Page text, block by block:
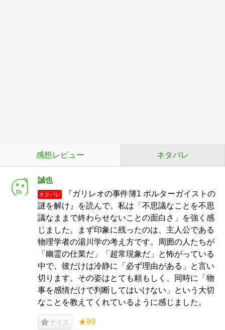
感想レビュー ネタバレ
誠也
ネタバレ
『ガリレオの事件簿1 ポルターガイストの
謎を解け』を読んで、私は「不思議なことを不思
議なままで終わらせないことの面白さ」を強く感
じました。まず印象に残ったのは、主人公である
物理学者の湯川学の考え方です。周囲の人たちが
「幽霊の仕業だ」「超常現象だ」と怖がっている
中で、彼だけは冷静に「必ず理由がある」と言い
切ります。その姿はとても頼もしく、同時に「物
事を感情だけで判断してはいけない」という大切
なことを教えてくれているように感じました。
ナイス ★89